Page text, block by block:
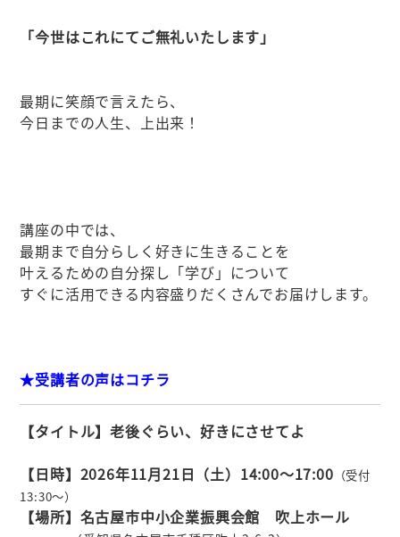
「今世はこれにてご無礼いたします」
最期に笑顔で言えたら、
今日までの人生、上出来！
講座の中では、
最期まで自分らしく好きに生きることを
叶えるための自分探し「学び」について
すぐに活用できる内容盛りだくさんでお届けします。
★受講者の声はコチラ
【タイトル】老後ぐらい、好きにさせてよ
【日時】2026年11月21日（土）14:00～17:00 （受付
13:30～）
【場所】名古屋市中小企業振興会館 吹上ホール